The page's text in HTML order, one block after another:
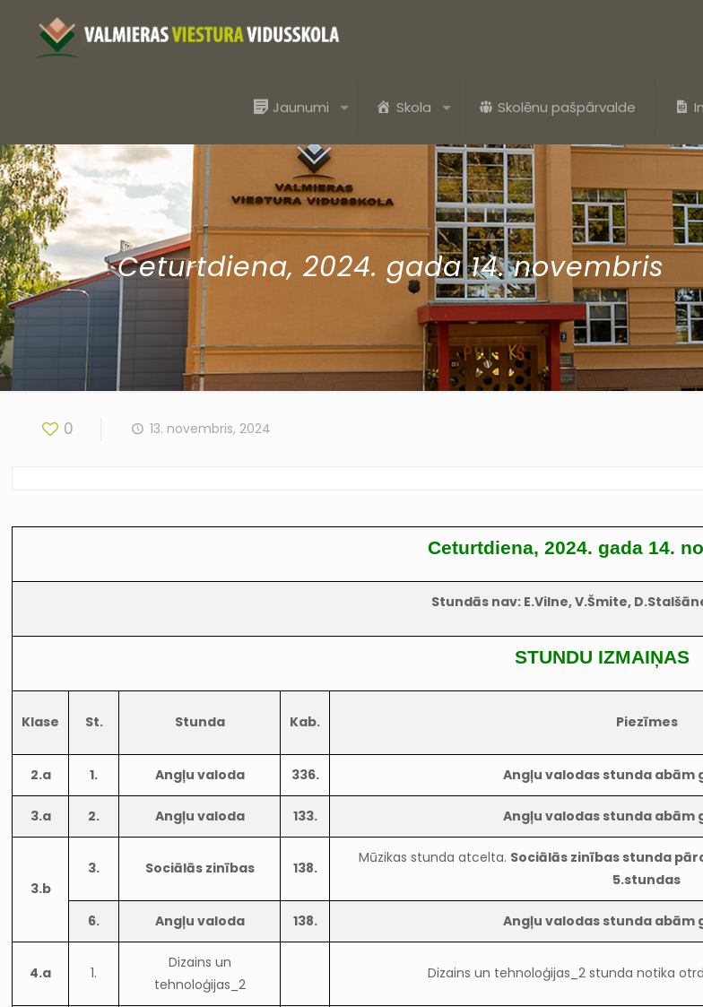
Jaunumi Skola Skolēnu pašpārvalde
Ceturtdiena, 2024. gada 14. novembris
0 13. novembris, 2024
Ceturtdiena, 2024. gada 14.
Stundās nav: E.Vilne, V.Šmite,
STUNDU IZMAIŅAS
Klase St. Stunda Kab. Piezīmes
2.a 1. Angļu valoda 336. Angļu valodas stunda abām
3.a 2. Angļu valoda 133. Angļu valodas stunda abām
3.b
3. Sociālās zinības 138.
Mūzikas stunda atcelta. Sociālās zinības stunda
5.stundas
6. Angļu valoda 138. Angļu valodas stunda abām
4.a 1.
Dizains un
tehnoloģijas_2
Dizains un tehnoloģijas_2 stunda notika